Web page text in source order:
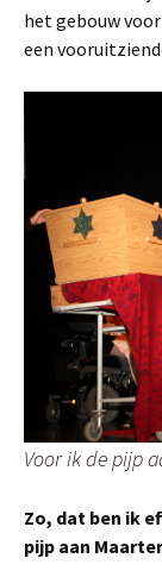
het gebouw
een
Voor ik de pijp
Zo, dat ben ik
pijp aan